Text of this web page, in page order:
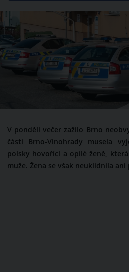
V pondělí večer zažilo Brno
části Brno-Vinohrady musela
polsky hovořící a opilé ženě,
muže. Žena se však neuklidnila